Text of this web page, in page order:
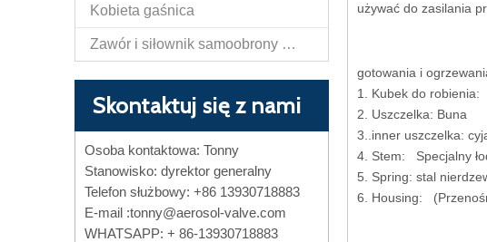
Kobieta gaśnica
Zawór i siłownik samoobrony Papper Spray
Skontaktuj się z nami
Osoba kontaktowa: Tonny
Stanowisko: dyrektor generalny
Telefon służbowy: +86 13930718883
E-mail :tonny@aerosol-valve.com
WHATSAPP: + 86-13930718883
używać do zasilania
gotowania i
1. Kubek do
2. Uszczelka: Buna
3..inner uszczelka:
4. Stem:
5.
6. Housing: